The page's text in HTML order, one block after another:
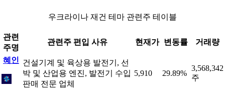
우크라이나 재건 테마 관련주 테이블
관련
주명
관련주 편입 사유 현재가 변동률 거래량
혜인 건설기계 및 육상용 발전기, 선
박 및 산업용 엔진, 발전기 수입
판매 전문 업체
5,910 29.89%
3,568,342
주